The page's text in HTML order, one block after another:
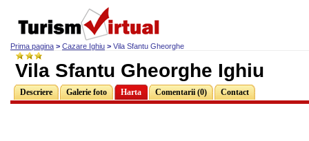
Prima pagina > Cazare Ighiu > Vila Sfantu Gheorghe
Vila Sfantu Gheorghe Ighiu
Descriere Galerie foto Harta Comentarii (0) Contact